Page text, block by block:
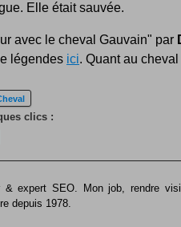
Elle était sauvée.
avec le cheval Gauvain" par
légendes ici. Quant au
clics :
& expert SEO. Mon job, rendre
depuis 1978.